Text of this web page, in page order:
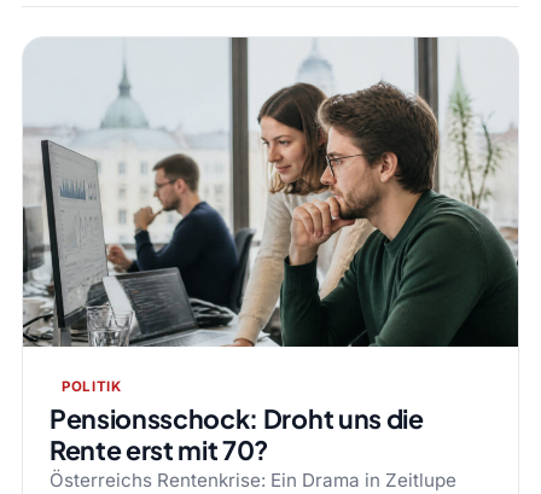
POLITIK
Pensionsschock: Droht uns die
Rente erst mit 70?
Österreichs Rentenkrise: Ein Drama in Zeitlupe